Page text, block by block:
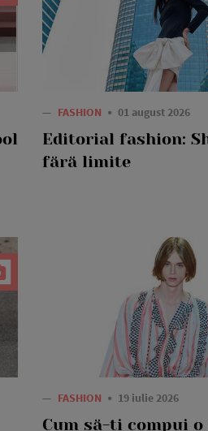
— FASHION 01 august 2026
Editorial fashion:
fără limite
— FASHION 19 iulie 2026
Cum să-ți compui